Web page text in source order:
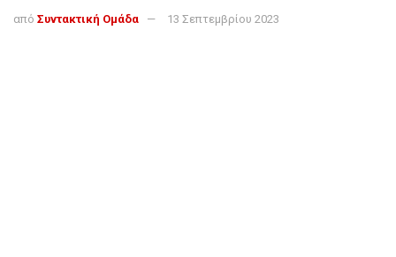
από Συντακτική Ομάδα 13 Σεπτεμβρίου 2023